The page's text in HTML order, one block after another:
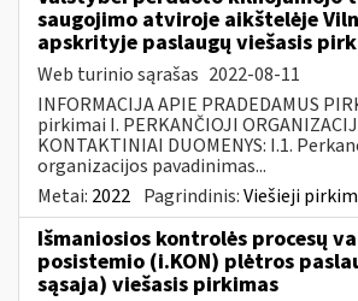
saugojimo atviroje aikštelėje
apskrityje paslaugų viešasis
Web turinio sąrašas 2022-08-11
INFORMACIJA APIE PRADEDAMUS
pirkimai I. PERKANČIOJI
KONTAKTINIAI DUOMENYS: I.1.
organizacijos pavadinimas...
Metai: 2022 Pagrindinis:Viešieji
Išmaniosios kontrolės procesų
posistemio (i.KON) plėtros
sąsaja) viešasis pirkimas